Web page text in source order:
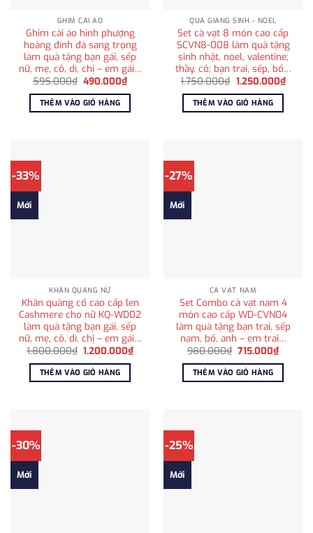
GHIM CÀI ÁO
Ghim cài áo hình phượng
hoàng đính đá sang trọng
làm quà tặng bạn gái, sếp
nữ, mẹ, cô, dì, chị – em gái…
595.000₫ Giá
là:
595.000₫.
490.000₫Giá
tại
THÊM VÀO GIỎ HÀNG
QUÀ GIÁNG SINH - NOEL
Set cà vạt 8 món cao cấp
SCVN8-008 làm quà tặng
sinh nhật, noel, valentine;
thầy, cô; bạn trai, sếp, bố…
1.750.000₫ Giá
là:
1.750.000₫.
1.250.000₫Giá
THÊM VÀO GIỎ HÀNG
-33%
Mới
KHĂN QUÀNG NỮ
Khăn quàng cổ cao cấp len
Cashmere cho nữ KQ-WD02
làm quà tặng bạn gái, sếp
nữ, mẹ, cô, dì, chị – em gái…
1.800.000₫ Giá
là:
1.800.000₫.
1.200.000₫Giá
hiện
1.200.000₫.
THÊM VÀO GIỎ HÀNG
-27%
Mới
CÀ VẠT NAM
Set Combo cà vạt nam 4
món cao cấp WD-CVN04
làm quà tặng bạn trai, sếp
nam, bố, anh – em trai…
980.000₫ Giá
là:
980.000₫.
715.000₫Giá
hiện
tại
THÊM VÀO GIỎ HÀNG
-30%
Mới
-25%
Mới